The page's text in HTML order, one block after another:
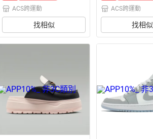
ACS跨運動
找相似
ACS跨運動
找相似